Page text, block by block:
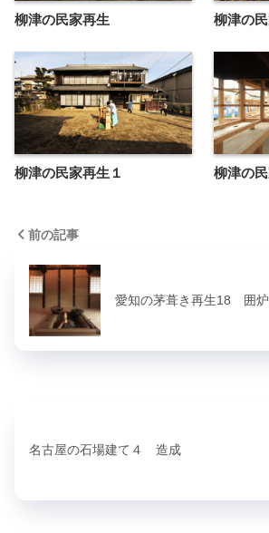
柳津の民家再生 柳津の
柳津の民家再生１ 柳津の
前の記事
愛知の茅葺き再生18 囲
名古屋の石場建て４ 造成